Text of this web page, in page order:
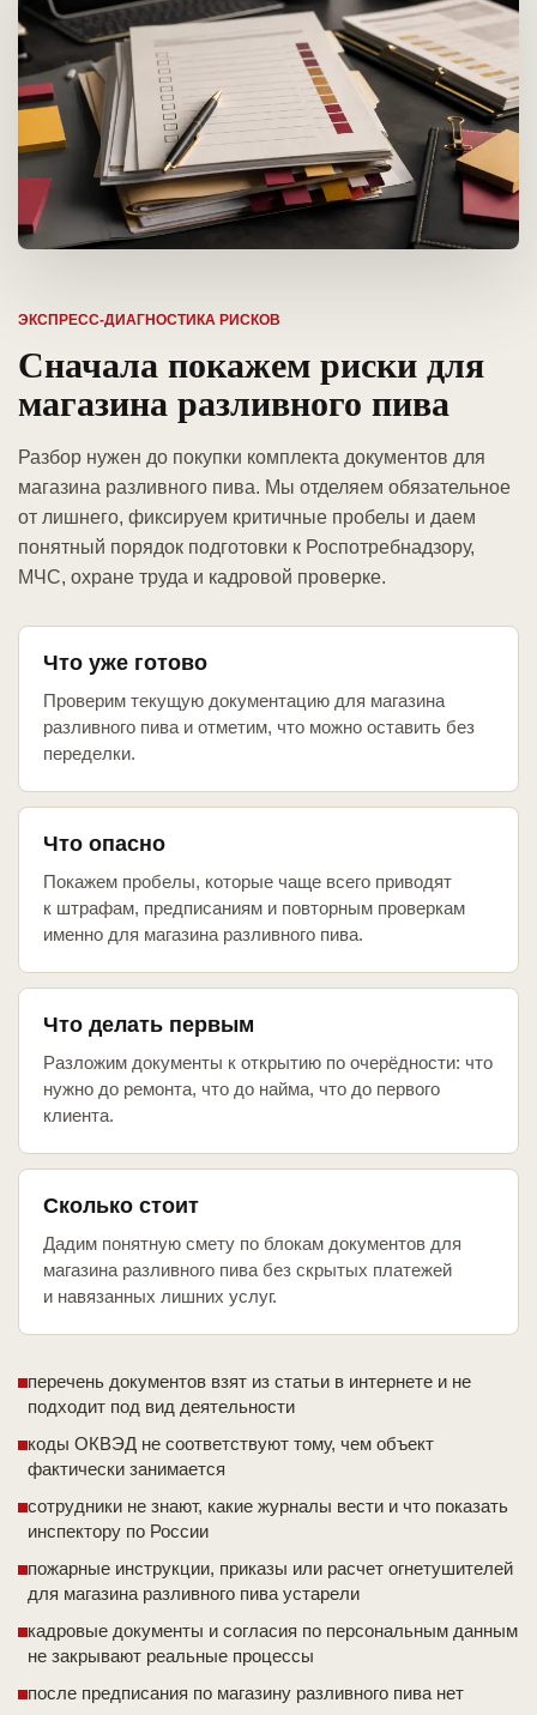
ЭКСПРЕСС-ДИАГНОСТИКА РИСКОВ
Сначала покажем риски для
магазина разливного пива
Разбор нужен до покупки комплекта документов для
магазина разливного пива. Мы отделяем обязательное
от лишнего, фиксируем критичные пробелы и даем
понятный порядок подготовки к Роспотребнадзору,
МЧС, охране труда и кадровой проверке.
Что уже готово
Проверим текущую документацию для магазина
разливного пива и отметим, что можно оставить без
переделки.
Что опасно
Покажем пробелы, которые чаще всего приводят
к штрафам, предписаниям и повторным проверкам
именно для магазина разливного пива.
Что делать первым
Разложим документы к открытию по очерёдности: что
нужно до ремонта, что до найма, что до первого
клиента.
Сколько стоит
Дадим понятную смету по блокам документов для
магазина разливного пива без скрытых платежей
и навязанных лишних услуг.
перечень документов взят из статьи в интернете и не
подходит под вид деятельности
коды ОКВЭД не соответствуют тому, чем объект
фактически занимается
сотрудники не знают, какие журналы вести и что показать
инспектору по России
пожарные инструкции, приказы или расчет огнетушителей
для магазина разливного пива устарели
кадровые документы и согласия по персональным данным
не закрывают реальные процессы
после предписания по магазину разливного пива нет